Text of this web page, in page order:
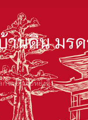
านดิน มร
ณ อำเภอหย่งติ้ง